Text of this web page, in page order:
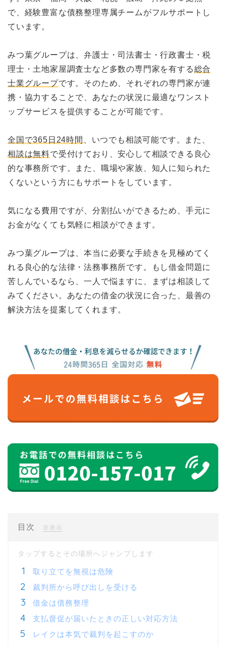
で、経験豊富な債務整理専属チームがフルサポートし
ています。
みつ葉グループは、弁護士・司法書士・行政書士・税
理士・土地家屋調査士など多数の専門家を有する総合
士業グループです。そのため、それぞれの専門家が連
携・協力することで、あなたの状況に最適なワンスト
ップサービスを提供することが可能です。
全国で365日24時間
、いつでも相談可能です。また、
相談は無料で受付けており、安心して相談できる良心
的な事務所です。また、職場や家族、知人に知られた
くないという方にもサポートをしています。
気になる費用ですが、分割払いができるため、手元に
お金がなくても気軽に相談ができます。
みつ葉グループは、本当に必要な手続きを見極めてく
れる良心的な法律・法務事務所です。もし借金問題に
苦しんでいるなら、一人で悩ますに、まずは相談して
みてください。あなたの借金の状況に合った、最善の
解決方法を提案してくれます。
目次 非表示
取り立てを無視は危険
裁判所から呼び出しを受ける
借金は債務整理
支払督促が届いたときの正しい対応方法
レイクは本気で裁判を起こすのか